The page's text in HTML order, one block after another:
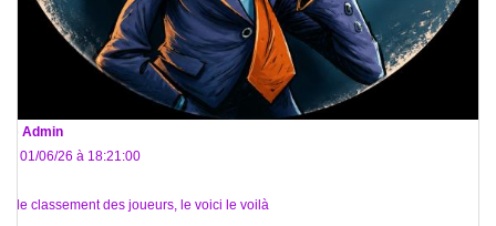
Admin
Le 01/06/26 à 18:21:00
Et le classement des joueurs, le voici le voilà